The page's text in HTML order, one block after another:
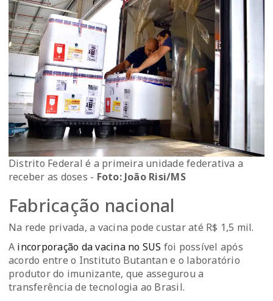
Distrito Federal é a primeira unidade federativa a
receber as doses - Foto: João Risi/MS
Fabricação nacional
Na rede privada, a vacina pode custar até R$ 1,5 mil.
A incorporação da vacina no SUS foi possível após
acordo entre o Instituto Butantan e o laboratório
produtor do imunizante, que assegurou a
transferência de tecnologia ao Brasil.